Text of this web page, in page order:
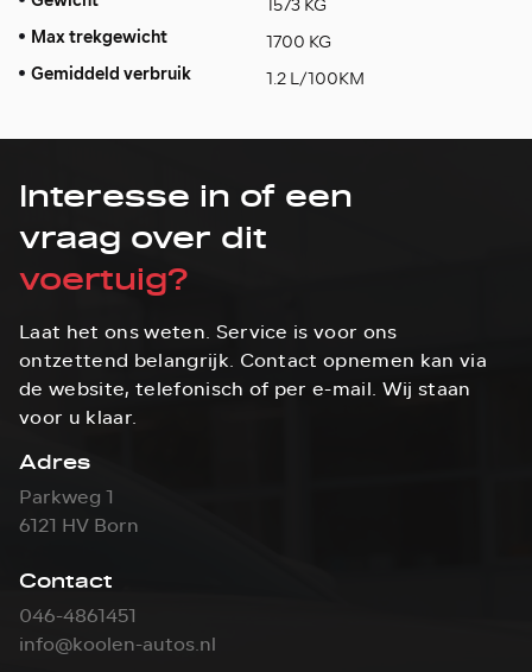
1573 KG
Max trekgewicht 1700 KG
Gemiddeld verbruik 1.2 L/100KM
Interesse in of een
vraag over dit
voertuig?
Laat het ons weten. Service is voor ons
ontzettend belangrijk. Contact opnemen kan via
de website, telefonisch of per e-mail. Wij staan
voor u klaar.
Adres
Parkweg 1
6121 HV Born
Contact
046-4861451
info@koolen-autos.nl